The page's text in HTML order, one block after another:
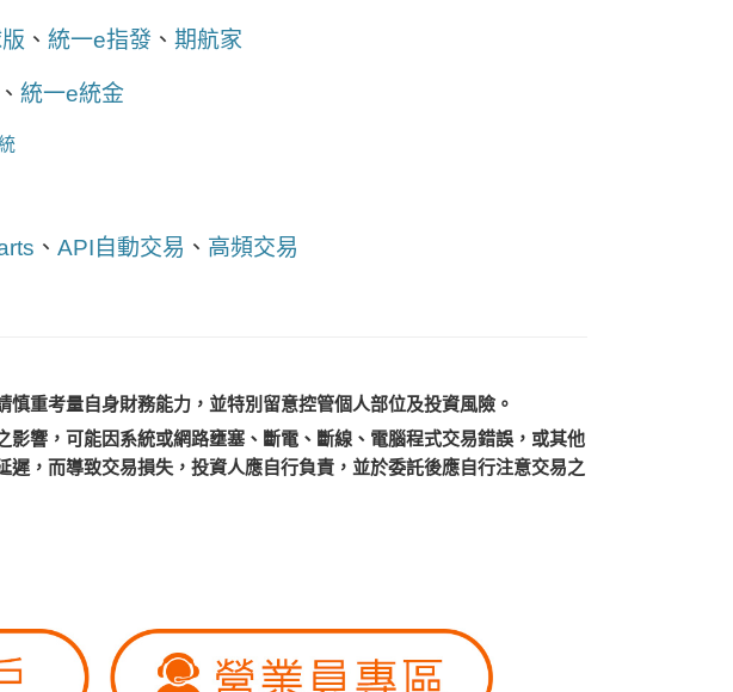
、 統一e指發 、 期航家
、 統一e統金
、 API自動交易 、 高頻交易
重考量自身財務能力，並特別留意控管個人部位及投資風險。
響，可能因系統或網路壅塞、斷電、斷線、電腦程式交易錯誤，或其他
遲，而導致交易損失，投資人應自行負責，並於委託後應自行注意交易之